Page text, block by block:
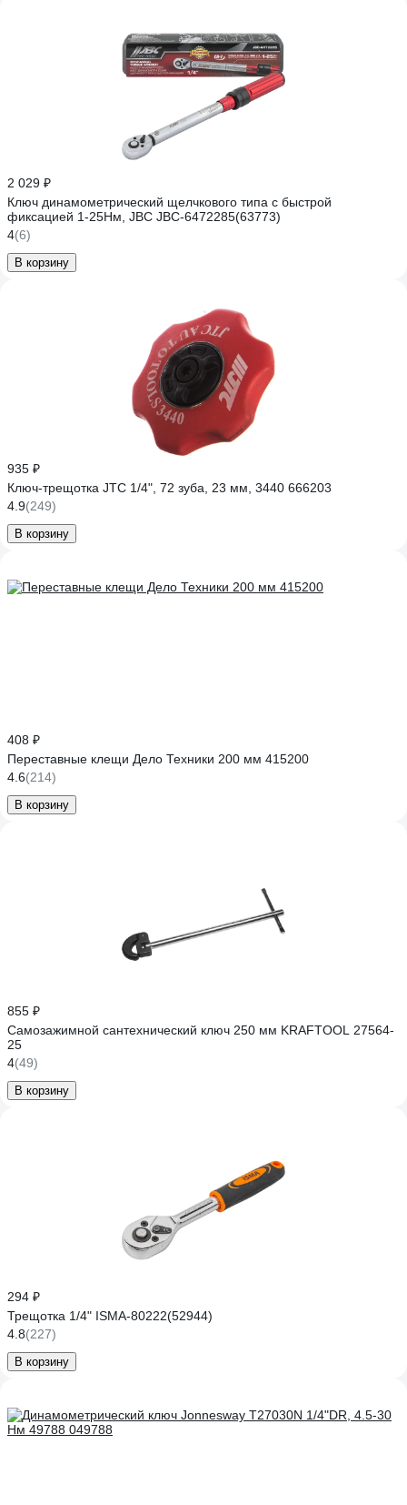
2 029 ₽
Ключ динамометрический щелчкового типа с быстрой
фиксацией 1-25Нм, JBC JBC-6472285(63773)
4(6)
В корзину
935 ₽
Ключ-трещотка JTC 1/4", 72 зуба, 23 мм, 3440 666203
4.9(249)
В корзину
408 ₽
Переставные клещи Дело Техники 200 мм 415200
4.6(214)
В корзину
855 ₽
Самозажимной сантехнический ключ 250 мм KRAFTOOL 27564-
25
4(49)
В корзину
294 ₽
Трещотка 1/4" ISMA-80222(52944)
4.8(227)
В корзину